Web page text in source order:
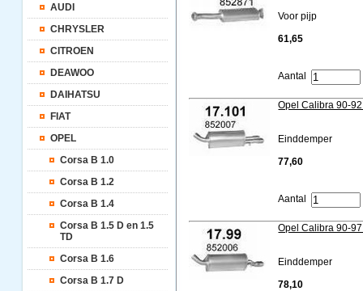
AUDI
CHRYSLER
CITROEN
DEAWOO
DAIHATSU
FIAT
OPEL
Corsa B 1.0
Corsa B 1.2
Corsa B 1.4
Corsa B 1.5 D en 1.5
TD
Corsa B 1.6
Corsa B 1.7 D
Voor pijp
61,65
Aantal
Opel Calibra 90-
Einddemper
77,60
Aantal
Opel Calibra 90-
Einddemper
78,10